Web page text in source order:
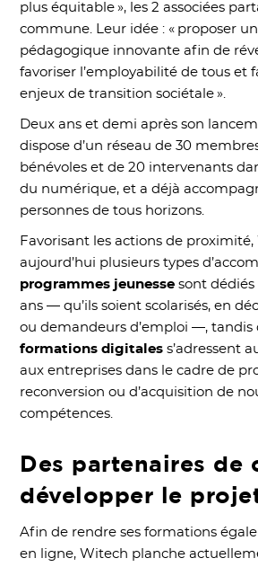
plus équitable », les 2 associées
commune. Leur idée : « proposer
pédagogique innovante afin de
favoriser l’employabilité de tous et
enjeux de transition sociétale ».
Deux ans et demi après son
dispose d’un réseau de 30
bénévoles et de 20 intervenants
du numérique, et a déjà
personnes de tous horizons.
Favorisant les actions de
aujourd’hui plusieurs types
programmes jeunesse sont dédiés
ans — qu’ils soient scolarisés, en
ou demandeurs d’emploi —, tandis
formations digitales s’adressent
aux entreprises dans le cadre de
reconversion ou d’acquisition de
compétences.
Des partenaires de
développer le
Afin de rendre ses formations
en ligne, Witech planche